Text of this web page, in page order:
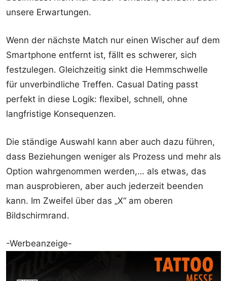
unsere Erwartungen.
Wenn der nächste Match nur einen Wischer auf dem
Smartphone entfernt ist, fällt es schwerer, sich
festzulegen. Gleichzeitig sinkt die Hemmschwelle
für unverbindliche Treffen. Casual Dating passt
perfekt in diese Logik: flexibel, schnell, ohne
langfristige Konsequenzen.
Die ständige Auswahl kann aber auch dazu führen,
dass Beziehungen weniger als Prozess und mehr als
Option wahrgenommen werden,… als etwas, das
man ausprobieren, aber auch jederzeit beenden
kann. Im Zweifel über das „X“ am oberen
Bildschirmrand.
-Werbeanzeige-